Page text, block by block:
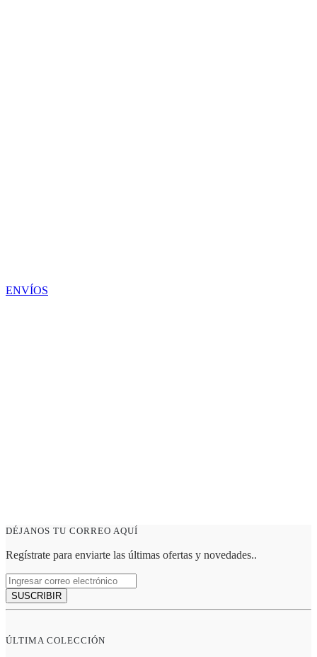
ENVÍOS
DÉJANOS TU CORREO AQUÍ
Regístrate para enviarte las últimas ofertas y novedades..
SUSCRIBIR
ÚLTIMA COLECCIÓN